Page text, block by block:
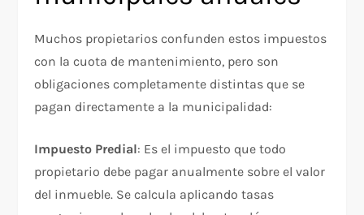
Muchos propietarios confunden estos impuestos
con la cuota de mantenimiento, pero son
obligaciones completamente distintas que se
pagan directamente a la municipalidad:
Impuesto Predial: Es el impuesto que todo
propietario debe pagar anualmente sobre el valor
del inmueble. Se calcula aplicando tasas